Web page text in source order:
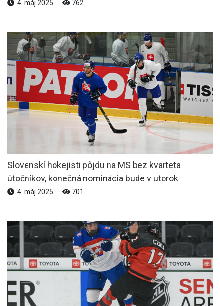
4. máj 2025 762
Slovenskí hokejisti pôjdu na MS bez kvarteta
útočníkov, konečná nominácia bude v utorok
4. máj 2025 701